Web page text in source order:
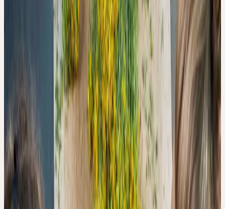
Studiendesign:
Analytische Laboruntersuchung
(Oxidationsstresstest, UV-Vis-Spektroskopie, Antioxidanzien-
Juli 2022 · DOI: 10.3390/pr10071335 · Editor's
Hinweis: Laboranalytische Studie — keine klinischen
Schlussfolgerungen
Wer eine frische Pflanze aufschneidet, setzt einen Prozess in Gang,
der sich nicht aufhalten lässt: Enzyme, die bislang von der intakten
Zellstruktur getrennt gehalten wurden, treten in Kontakt mit
phenolischen Verbindungen — und mit Sauerstoff. Was folgt, ist
eine Oxidationskaskade, die in der Lebensmittel- und